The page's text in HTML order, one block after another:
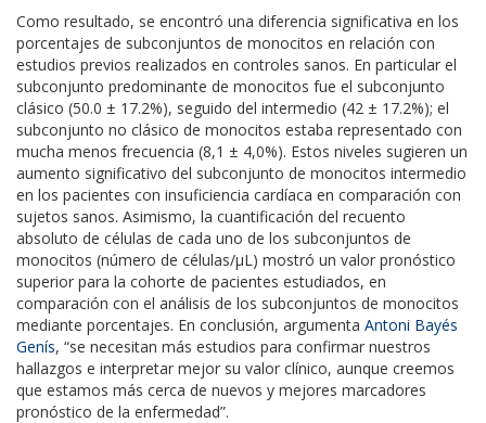
Como resultado, se encontró una diferencia significativa en los
porcentajes de subconjuntos de monocitos en relación con
estudios previos realizados en controles sanos. En particular el
subconjunto predominante de monocitos fue el subconjunto
clásico (50.0 ± 17.2%), seguido del intermedio (42 ± 17.2%); el
subconjunto no clásico de monocitos estaba representado con
mucha menos frecuencia (8,1 ± 4,0%). Estos niveles sugieren un
aumento significativo del subconjunto de monocitos intermedio
en los pacientes con insuficiencia cardíaca en comparación con
sujetos sanos. Asimismo, la cuantificación del recuento
absoluto de células de cada uno de los subconjuntos de
monocitos (número de células/μL) mostró un valor pronóstico
superior para la cohorte de pacientes estudiados, en
comparación con el análisis de los subconjuntos de monocitos
mediante porcentajes. En conclusión, argumenta Antoni Bayés
Genís, “se necesitan más estudios para confirmar nuestros
hallazgos e interpretar mejor su valor clínico, aunque creemos
que estamos más cerca de nuevos y mejores marcadores
pronóstico de la enfermedad”.